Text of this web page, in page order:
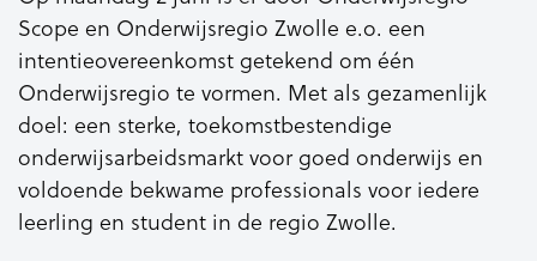
Scope en Onderwijsregio Zwolle e.o. een
intentieovereenkomst getekend om één
Onderwijsregio te vormen. Met als gezamenlijk
doel: een sterke, toekomstbestendige
onderwijsarbeidsmarkt voor goed onderwijs en
voldoende bekwame professionals voor iedere
leerling en student in de regio Zwolle.